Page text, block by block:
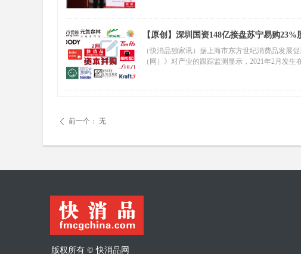
ꄴ 前一个： 无
【原创】深圳国资148亿接盘苏宁易购
2月快消品资本主要事件盘点
（快消品独家讯）据上海市东方世纪消费品发
（网）》对产业的跟踪监测显示，2021年2月发
起，另有快手、李子园挂牌上市；发生在国际的
Coffee成其最大股东；望家欢与Babycare分别获8
版权所有 © 快消品网